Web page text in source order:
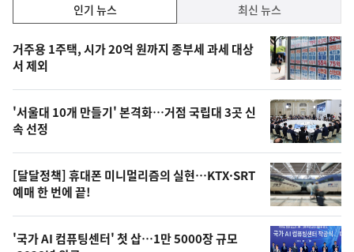
기,
최
신,
오
늘
의
영
상
오
인기 뉴스 최신 뉴스
인
기
뉴
스
거주용 1주택, 시가 20억 원까지 종부세 과세 대상
서 제외
'서울대 10개 만들기' 본격화…거점 국립대 3곳 신
속 선정
[달달정책] 휴대폰 미니멀리즘의 실현…KTX·SRT
예매 한 번에 끝!
'국가 AI 컴퓨팅센터' 첫 삽…1만 5000장 규모